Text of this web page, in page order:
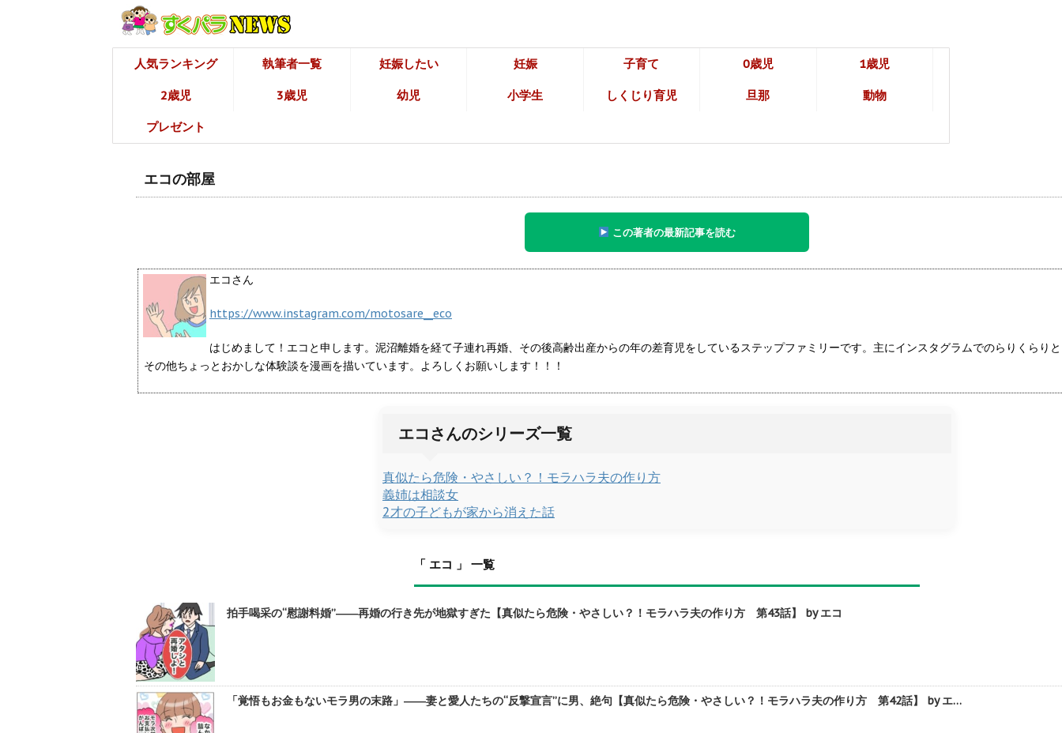
人気ランキング 執筆者一覧 妊娠したい 妊娠 子育て 0歳児 1歳児
2歳児 3歳児 幼児 小学生 しくじり育児 旦那 動物
プレゼント
エコの部屋
この著者の最新記事を読む
エコさん
https://www.instagram.com/motosare__eco
はじめまして！エコと申します。泥沼離婚を経て子連れ再婚、その後高齢出産からの年の差育児をしているステップファミリーです。主にインスタグラムでのらりくらり
その他ちょっとおかしな体験談を漫画を描いています。よろしくお願いします！！！
エコさんのシリーズ一覧
真似たら危険・やさしい？！モラハラ夫の作り方
義姉は相談女
2才の子どもが家から消えた話
「 エコ 」 一覧
拍手喝采の“慰謝料婚”――再婚の行き先が地獄すぎた【真似たら危険・やさしい？！モラハラ夫の作り方 第43話】 by エコ
「覚悟もお金もないモラ男の末路」――妻と愛人たちの“反撃宣言”に男、絶句【真似たら危険・やさしい？！モラハラ夫の作り方 第42話】 by エ…